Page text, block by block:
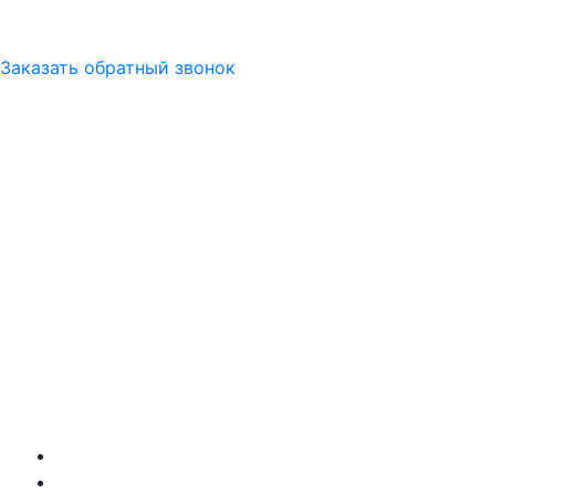
Заказать обратный звонок